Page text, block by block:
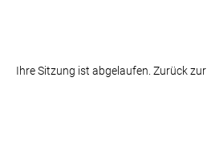
Ihre Sitzung ist abgelaufen. Zurück zur